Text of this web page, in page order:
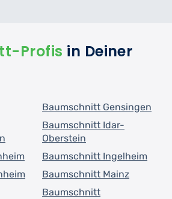
Profis in Deiner
Baumschnitt Gensingen
Baumschnitt Idar-
Oberstein
Baumschnitt Ingelheim
Baumschnitt Mainz
Baumschnitt